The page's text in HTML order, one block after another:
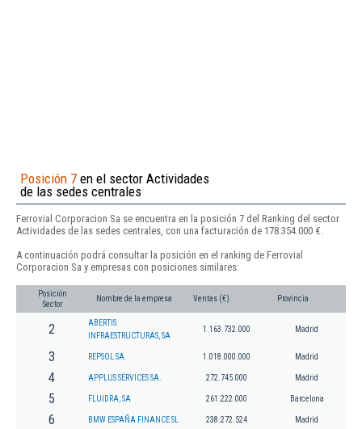
Posición 7 en el sector Actividades
de las sedes centrales
Ferrovial Corporacion Sa se encuentra en la posición 7 del Ranking del sector
Actividades de las sedes centrales, con una facturación de 178.354.000 €.
A continuación podrá consultar la posición en el ranking de Ferrovial
Corporacion Sa y empresas con posiciones similares:
Posición
Sector
Nombre de la empresa Ventas (€) Provincia
2
ABERTIS
INFRAESTRUCTURAS, SA
1.163.732.000 Madrid
3 REPSOL SA. 1.018.000.000 Madrid
4 APPLUS SERVICES SA. 272.745.000 Madrid
5 FLUIDRA, SA 261.222.000 Barcelona
6 BMW ESPAÑA FINANCE SL 238.272.524 Madrid